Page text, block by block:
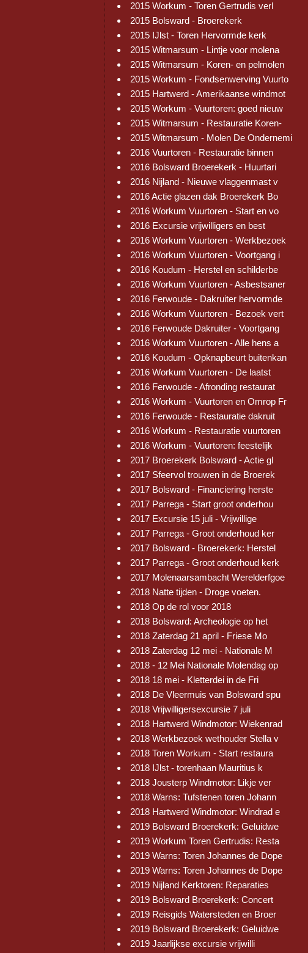
2015 Workum - Toren Gertrudis verl
2015 Bolsward - Broerekerk
2015 IJlst - Toren Hervormde kerk
2015 Witmarsum - Lintje voor molena
2015 Witmarsum - Koren- en pelmolen
2015 Workum - Fondsenwerving Vuurto
2015 Hartwerd - Amerikaanse windmot
2015 Workum - Vuurtoren: goed nieuw
2015 Witmarsum - Restauratie Koren-
2015 Witmarsum - Molen De Ondernemi
2016 Vuurtoren - Restauratie binnen
2016 Bolsward Broerekerk - Huurtari
2016 Nijland - Nieuwe vlaggenmast v
2016 Actie glazen dak Broerekerk Bo
2016 Workum Vuurtoren - Start en vo
2016 Excursie vrijwilligers en best
2016 Workum Vuurtoren - Werkbezoek
2016 Workum Vuurtoren - Voortgang i
2016 Koudum - Herstel en schilderbe
2016 Workum Vuurtoren - Asbestsaner
2016 Ferwoude - Dakruiter hervormde
2016 Workum Vuurtoren - Bezoek vert
2016 Ferwoude Dakruiter - Voortgang
2016 Workum Vuurtoren - Alle hens a
2016 Koudum - Opknapbeurt buitenkan
2016 Workum Vuurtoren - De laatst
2016 Ferwoude - Afronding restaurat
2016 Workum - Vuurtoren en Omrop Fr
2016 Ferwoude - Restauratie dakruit
2016 Workum - Restauratie vuurtoren
2016 Workum - Vuurtoren: feestelijk
2017 Broerekerk Bolsward - Actie gl
2017 Sfeervol trouwen in de Broerek
2017 Bolsward - Financiering herste
2017 Parrega - Start groot onderhou
2017 Excursie 15 juli - Vrijwillige
2017 Parrega - Groot onderhoud ker
2017 Bolsward - Broerekerk: Herstel
2017 Parrega - Groot onderhoud kerk
2017 Molenaarsambacht Werelderfgoe
2018 Natte tijden - Droge voeten.
2018 Op de rol voor 2018
2018 Bolsward: Archeologie op het
2018 Zaterdag 21 april - Friese Mo
2018 Zaterdag 12 mei - Nationale M
2018 - 12 Mei Nationale Molendag op
2018 18 mei - Kletterdei in de Fri
2018 De Vleermuis van Bolsward spu
2018 Vrijwilligersexcursie 7 juli
2018 Hartwerd Windmotor: Wiekenrad
2018 Werkbezoek wethouder Stella v
2018 Toren Workum - Start restaura
2018 IJlst - torenhaan Mauritius k
2018 Jousterp Windmotor: Likje ver
2018 Warns: Tufstenen toren Johann
2018 Hartwerd Windmotor: Windrad e
2019 Bolsward Broerekerk: Geluidwe
2019 Workum Toren Gertrudis: Resta
2019 Warns: Toren Johannes de Dope
2019 Warns: Toren Johannes de Dope
2019 Nijland Kerktoren: Reparaties
2019 Bolsward Broerekerk: Concert
2019 Reisgids Watersteden en Broer
2019 Bolsward Broerekerk: Geluidwe
2019 Jaarlijkse excursie vrijwilli